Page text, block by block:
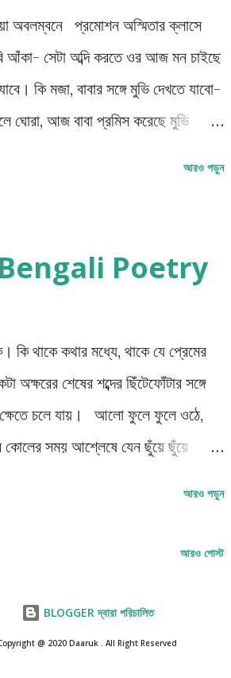
প্রমোশন অস্মিতার ক্লাসে
আঁকা- সেটা অব্দি করতে ওর আজ মন চাইছে
কি মজা, বাবার সঙ্গে মুভি দেখতে যাবো-
ঘোরা, আজ বাবা প্রমিস করেছে মুভি
হবে, কোন মল এ যাওয়া হবে,কোন
বাবার ফিরতে ৬টা বাজবে, বেরোনো হবে
আরও পড়ুন
/ Bengali Poetry
থাকে কথার মধ্যে, থাকে যে প্রেমের
শেষের শব্দের ছিঁটেফোঁটার সঙ্গে
চলে যায়। আলো ফুলে ফুলে ওঠে,
কোলের সময় আশ্লেষে যেন ছুঁয়ে ছুঁয়ে
গাছের খাঁজের মধ্যে তোমার যে সত্ত্বা
...
আরও পড়ুন
আরও পোস্ট
BLOGGER দ্বারা পরিচালিত
@ 2020 Daaruk . All Right Reserved